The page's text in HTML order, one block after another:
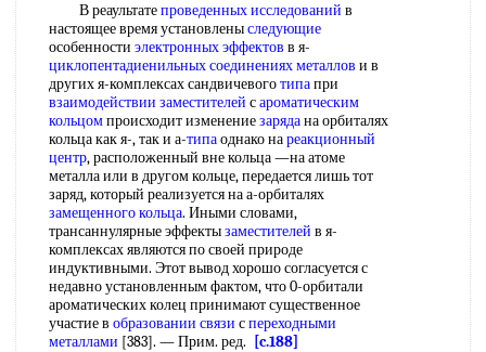
В реаультатепроведенных исследований в
настоящее время установленыследующие
особенности электронных эффектов в я-
циклопентадиенильных соединениях металлов и в
других я-комплексах сандвичевоготипапри
взаимодействии заместителей сароматическим
кольцомпроисходит изменениезарядана орбиталях
кольца как я-, так и а-типаоднако нареакционный
центр, расположенный вне кольца —на атоме
металла или в другом кольце, передается лишь тот
заряд, который реализуется на а-орбиталях
замещенного кольца. Иными словами,
трансаннулярные эффектызаместителей в я-
комплексах являются по своей природе
индуктивными. Этот вывод хорошо согласуется с
недавно установленным фактом, что 0-орбитали
ароматических колец принимают существенное
участие в образовании связи спереходными
металлами [383]. — Прим. ред.
[c.188]